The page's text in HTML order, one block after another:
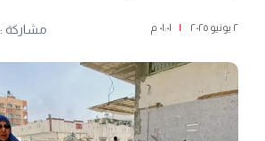
٢ يونيو ٢٠٢٥ | ٠١:٠١ م مشاركة :